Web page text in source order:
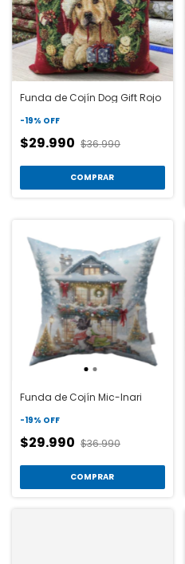
Funda de Cojín Dog Gift Rojo
-19% OFF
$29.990 $36.990
COMPRAR
Funda de Cojín Mic-Inari
-19% OFF
$29.990 $36.990
COMPRAR